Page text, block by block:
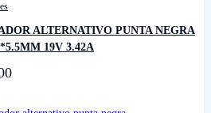
ALTERNATIVO PUNTA NEGRA
19V 3.42A